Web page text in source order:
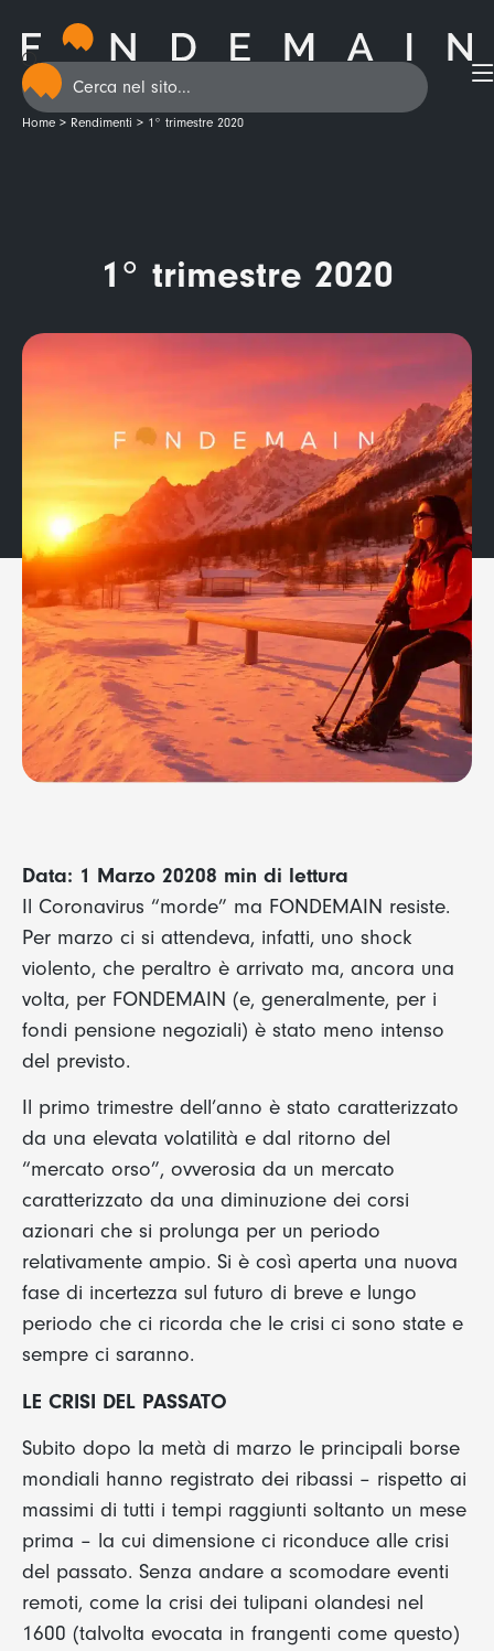
Home > Rendimenti > 1° trimestre 2020
1° trimestre 2020
Data: 1 Marzo 20208 min di lettura
Il Coronavirus “morde” ma FONDEMAIN resiste.
Per marzo ci si attendeva, infatti, uno shock
violento, che peraltro è arrivato ma, ancora una
volta, per FONDEMAIN (e, generalmente, per i
fondi pensione negoziali) è stato meno intenso
del previsto.
Il primo trimestre dell’anno è stato caratterizzato
da una elevata volatilità e dal ritorno del
“mercato orso”, ovverosia da un mercato
caratterizzato da una diminuzione dei corsi
azionari che si prolunga per un periodo
relativamente ampio. Si è così aperta una nuova
fase di incertezza sul futuro di breve e lungo
periodo che ci ricorda che le crisi ci sono state e
sempre ci saranno.
LE CRISI DEL PASSATO
Subito dopo la metà di marzo le principali borse
mondiali hanno registrato dei ribassi – rispetto ai
massimi di tutti i tempi raggiunti soltanto un mese
prima – la cui dimensione ci riconduce alle crisi
del passato. Senza andare a scomodare eventi
remoti, come la crisi dei tulipani olandesi nel
1600 (talvolta evocata in frangenti come questo)